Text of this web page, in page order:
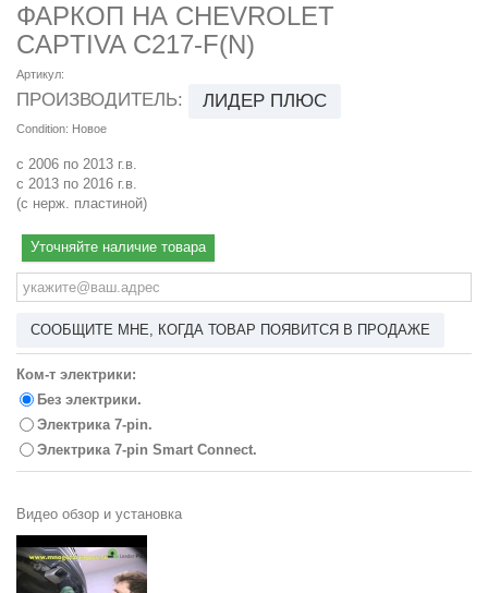
ФАРКОП НА CHEVROLET
CAPTIVA C217-F(N)
Артикул:
ПРОИЗВОДИТЕЛЬ: ЛИДЕР ПЛЮС
Condition: Новое
с 2006 по 2013 г.в.
с 2013 по 2016 г.в.
(с нерж. пластиной)
Уточняйте наличие товара
СООБЩИТЕ МНЕ, КОГДА ТОВАР ПОЯВИТСЯ В ПРОДАЖЕ
Ком-т электрики:
Без электрики.
Электрика 7-pin.
Электрика 7-pin Smart Connect.
Видео обзор и установка